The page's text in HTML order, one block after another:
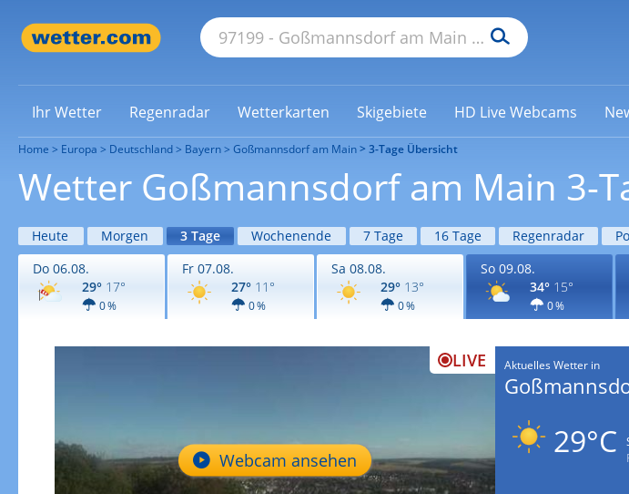
Ihr Wetter Regenradar Wetterkarten Skigebiete HD Live Webcams
Home Europa Deutschland Bayern Goßmannsdorf am Main 3-Tage Übersicht
Wetter Goßmannsdorf am Main 3-
Heute Morgen 3 Tage Wochenende 7 Tage 16 Tage Regenradar
Do 06.08.
29° 17°
0 %
Fr 07.08.
27° 11°
0 %
Sa 08.08.
29° 13°
0 %
So 09.08.
34° 15°
0 %
LIVE
Webcam ansehen
Aktuelles Wetter in
29°C